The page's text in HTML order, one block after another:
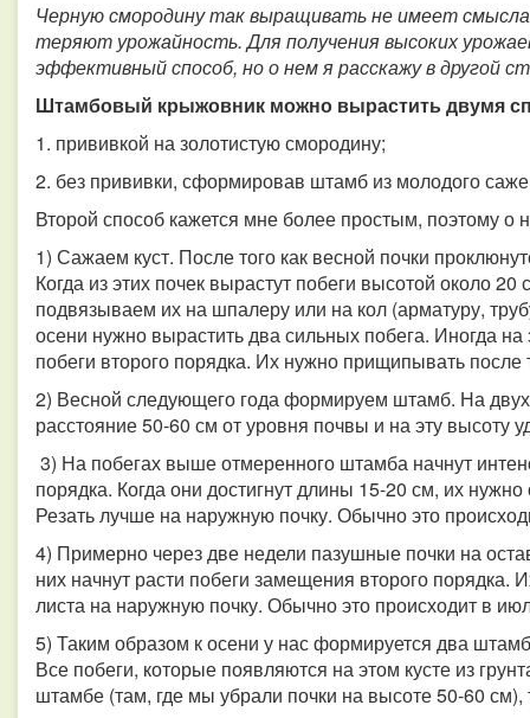
Черную смородину так выращивать не имеет
теряют урожайность. Для получения высоких
эффективный способ, но о нем я расскажу в другой
Штамбовый крыжовник можно вырастить двумя
1. прививкой на золотистую смородину;
2. без прививки, сформировав штамб из молодого
Второй способ кажется мне более простым, поэтому о
1) Сажаем куст. После того как весной почки
Когда из этих почек вырастут побеги высотой около
подвязываем их на шпалеру или на кол (арматуру,
осени нужно вырастить два сильных побега. Иногда
побеги второго порядка. Их нужно прищипывать после
2) Весной следующего года формируем штамб. На
расстояние 50-60 см от уровня почвы и на эту высоту
3) На побегах выше отмеренного штамба начнут
порядка. Когда они достигнут длины 15-20 см, их нужно
Резать лучше на наружную почку. Обычно это
4) Примерно через две недели пазушные почки на
них начнут расти побеги замещения второго порядка.
листа на наружную почку. Обычно это происходит в
5) Таким образом к осени у нас формируется два
Все побеги, которые появляются на этом кусте из
штамбе (там, где мы убрали почки на высоте 50-60 см),